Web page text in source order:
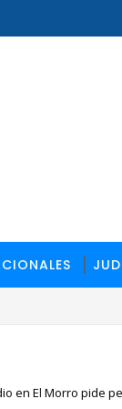
Wyatt
en El Morro pide